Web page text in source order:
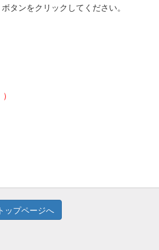
タンをクリックしてください。
トップページへ